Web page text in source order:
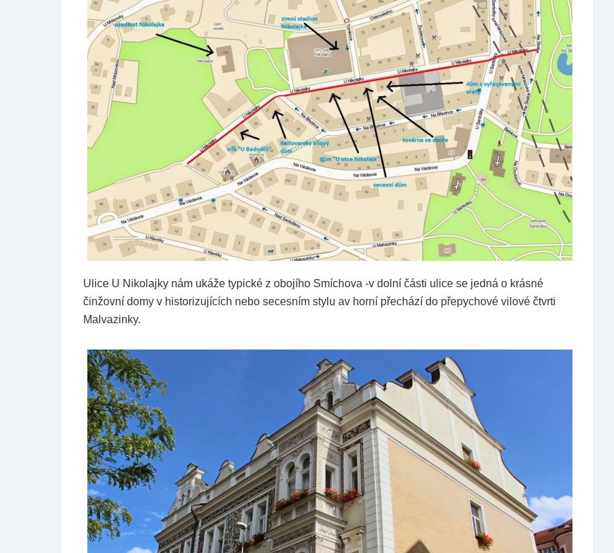
Ulice U Nikolajky nám ukáže typické z obojího Smíchova -v dolní části ulice se jedná o krásné
činžovní domy v historizujících nebo secesním stylu av horní přechází do přepychové vilové čtvrti
Malvazinky.